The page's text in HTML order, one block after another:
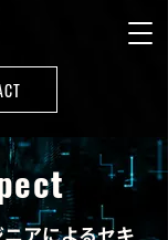
アによるセキ